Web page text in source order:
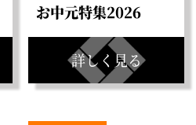
お中元特集2026
詳しく見る